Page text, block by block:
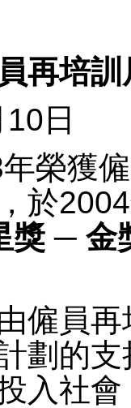
再培
日
榮獲
於
獎 ─ 金
僱員
劃的
入社